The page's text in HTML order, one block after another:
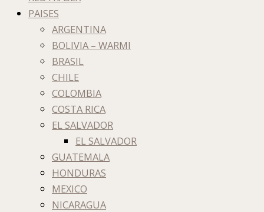
PAISES
ARGENTINA
BOLIVIA – WARMI
BRASIL
CHILE
COLOMBIA
COSTA RICA
EL SALVADOR
EL SALVADOR
GUATEMALA
HONDURAS
MEXICO
NICARAGUA